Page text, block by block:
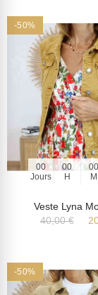
-50%
00
Jours
00
H
00
M
Veste Lyna
40,00 €
-50%